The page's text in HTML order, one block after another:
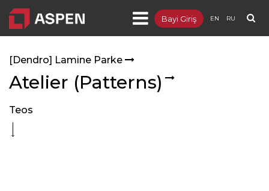
EN RU
Bayi Giriş
[Dendro] Lamine Parke
Atelier (Patterns)
Teos